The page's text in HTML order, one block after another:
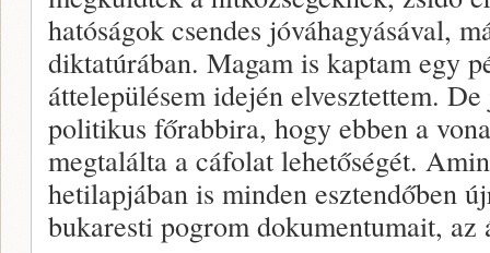
hatóságok csendes jóváhagyásával,
diktatúrában. Magam is kaptam egy
áttelepülésem idején elvesztettem.
politikus főrabbira, hogy ebben a
megtalálta a cáfolat lehetőségét.
hetilapjában is minden esztendőben
bukaresti pogrom dokumentumait,